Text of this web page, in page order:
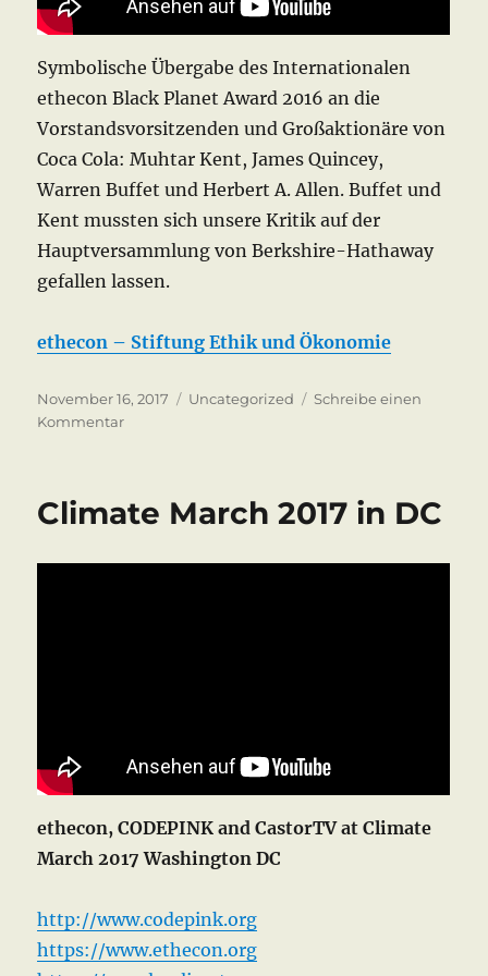
Symbolische Übergabe des Internationalen
ethecon ‪‎Black Planet‬ Award 2016 an die
Vorstandsvorsitzenden und Großaktionäre von
Coca Cola: Muhtar Kent, James Quincey,
Warren Buffet und Herbert A. Allen. Buffet und
Kent mussten sich unsere Kritik auf der
Hauptversammlung von Berkshire-Hathaway
gefallen lassen.
ethecon – Stiftung Ethik und Ökonomie
Veröffentlicht
am
November 16, 2017 Kategorien
Uncategorized
Schreibe einen
Kommentarzu
2017
Climate March 2017 in DC
ethecon, CODEPINK and CastorTV at Climate
March 2017 Washington DC
http://www.codepink.org
https://www.ethecon.org